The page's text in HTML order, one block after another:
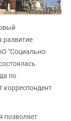
развитие
"Социально-
по
корреспондент
позволяет